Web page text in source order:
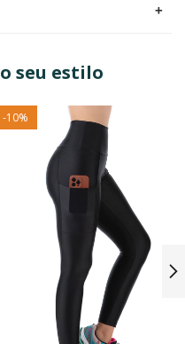
seu estilo
-10%